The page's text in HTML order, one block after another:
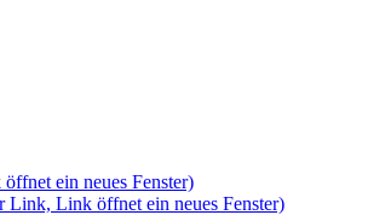
ein neues Fenster)
Link, Link öffnet ein neues Fenster)